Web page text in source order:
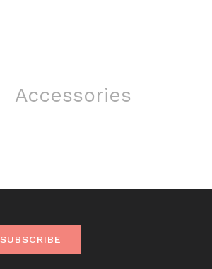
Accessories
SUBSCRIBE